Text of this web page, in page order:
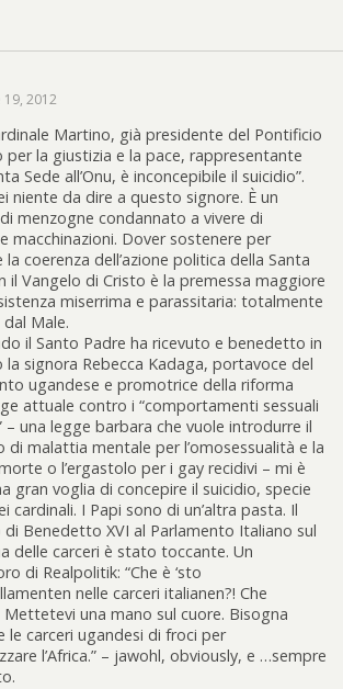
2012
Martino, già presidente del Pontificio
per la giustizia e la pace, rappresentante
Sede all’Onu, è inconcepibile il suicidio”.
niente da dire a questo signore. È un
menzogne condannato a vivere di
macchinazioni. Dover sostenere per
la coerenza dell’azione politica della Santa
il Vangelo di Cristo è la premessa maggiore
miserrima e parassitaria: totalmente
Male.
il Santo Padre ha ricevuto e benedetto in
la signora Rebecca Kadaga, portavoce del
ugandese e promotrice della riforma
attuale contro i “comportamenti sessuali
– una legge barbara che vuole introdurre il
di malattia mentale per l’omosessualità e la
o l’ergastolo per i gay recidivi – mi è
gran voglia di concepire il suicidio, specie
cardinali. I Papi sono di un’altra pasta. Il
di Benedetto XVI al Parlamento Italiano sul
delle carceri è stato toccante. Un
di Realpolitik: “Che è ‘sto
nelle carceri italianen?! Che
Mettetevi una mano sul cuore. Bisogna
le carceri ugandesi di froci per
l’Africa.” – jawohl, obviously, e …sempre